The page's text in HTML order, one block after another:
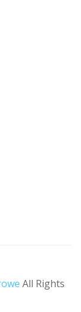
All Rights